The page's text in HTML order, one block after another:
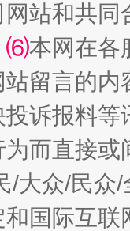
站和共
⑹本网在各
留言的内
诉报料
而直接
/大众/民
国际互